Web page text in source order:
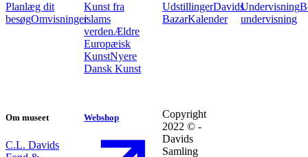
Planlæg dit
besøgOmvisninger
Kunst fra
islams
verdenÆldre
Europæisk
KunstNyere
Dansk Kunst
UdstillingerDavids
BazarKalender
Undervisning
undervisning
Om museet
C.L. Davids
Webshop
Copyright
2022 © -
Davids
Samling